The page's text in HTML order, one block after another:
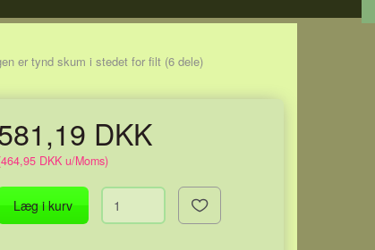
er tynd skum i stedet for filt (6 dele)
DKK
464,95 DKK u/Moms)
Læg i kurv